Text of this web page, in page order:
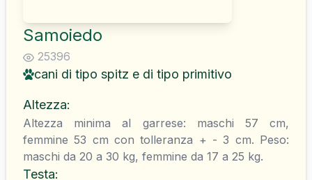
Samoiedo
25396
cani di tipo spitz e di tipo primitivo
Altezza:
Altezza minima al garrese: maschi 57 cm,
femmine 53 cm con tolleranza + - 3 cm. Peso:
maschi da 20 a 30 kg, femmine da 17 a 25 kg.
Testa: